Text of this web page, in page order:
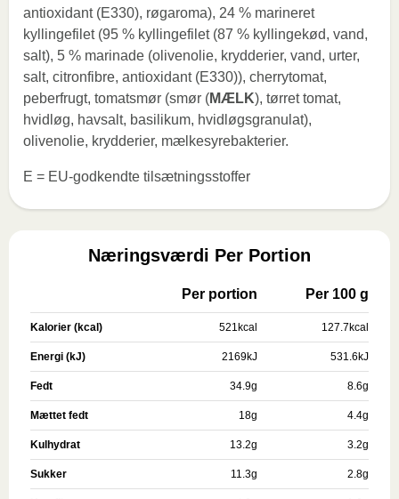
antioxidant (E330), røgaroma), 24 % marineret
kyllingefilet (95 % kyllingefilet (87 % kyllingekød, vand,
salt), 5 % marinade (olivenolie, krydderier, vand, urter,
salt, citronfibre, antioxidant (E330)), cherrytomat,
peberfrugt, tomatsmør (smør (MÆLK), tørret tomat,
hvidløg, havsalt, basilikum, hvidløgsgranulat),
olivenolie, krydderier, mælkesyrebakterier.
E = EU-godkendte tilsætningsstoffer
Næringsværdi Per Portion
Per portion Per 100 g
Kalorier (kcal) 521kcal 127.7kcal
Energi (kJ) 2169kJ 531.6kJ
Fedt 34.9g 8.6g
Mættet fedt 18g 4.4g
Kulhydrat 13.2g 3.2g
Sukker 11.3g 2.8g